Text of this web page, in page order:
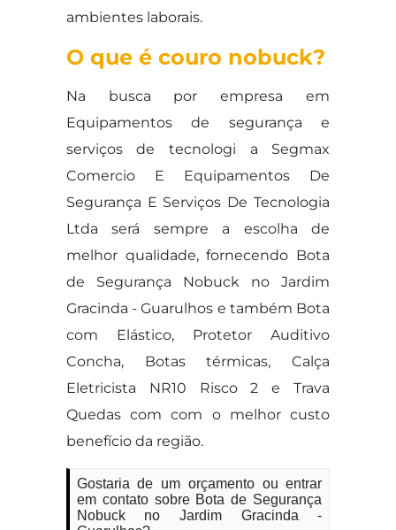
ambientes laborais.
O que é couro nobuck?
Na busca por empresa em
Equipamentos de segurança e
serviços de tecnologi a Segmax
Comercio E Equipamentos De
Segurança E Serviços De Tecnologia
Ltda será sempre a escolha de
melhor qualidade, fornecendo Bota
de Segurança Nobuck no Jardim
Gracinda - Guarulhos e também Bota
com Elástico, Protetor Auditivo
Concha, Botas térmicas, Calça
Eletricista NR10 Risco 2 e Trava
Quedas com com o melhor custo
benefício da região.
Gostaria de um orçamento ou entrar
em contato sobre Bota de Segurança
Nobuck no Jardim Gracinda -